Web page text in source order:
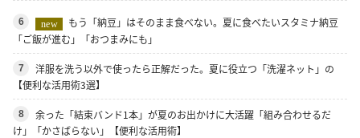
6 new
もう「納豆」はそのまま食べない。夏に食べたいスタミナ納豆
「ご飯が進む」「おつまみにも」
7
洋服を洗う以外で使ったら正解だった。夏に役立つ「洗濯ネット」の
【便利な活用術3選】
8
余った「結束バンド1本」が夏のお出かけに大活躍「組み合わせるだ
け」「かさばらない」【便利な活用術】